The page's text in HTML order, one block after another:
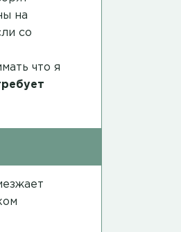
на
со
что я